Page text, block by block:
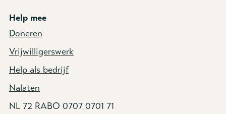
Help mee
Doneren
Vrijwilligerswerk
Help als bedrijf
Nalaten
NL 72 RABO 0707 0701 71